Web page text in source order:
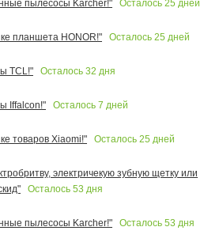
пылесосы Karcher!"
Осталось 25 дней
планшета HONOR!"
Осталось 25 дней
TCL!"
Осталось 32 дня
Iffalcon!"
Осталось 7 дней
товаров Xiaomi!"
Осталось 25 дней
электричекую зубную щетку или
Осталось 53 дня
пылесосы Karcher!"
Осталось 53 дня